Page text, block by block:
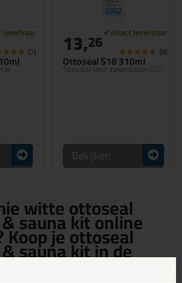
je
(7)
Ottoseal S18 310ml
Speciaal voor zwembaden🏊‍♀️!
13,26 (8)
Bekijken
witte ottoseal
sauna kit online
je ottoseal
sauna kit in de
OTTOSEAL shop